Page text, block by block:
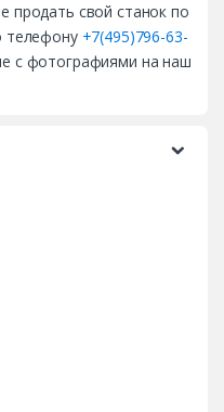
продать свой станок по
телефону +7(495)796-63-
с фотографиями на наш